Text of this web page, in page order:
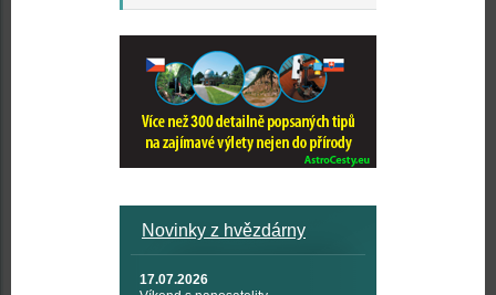
Novinky z hvězdárny
17.07.2026